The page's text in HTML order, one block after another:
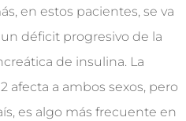
en estos pacientes, se va
déficit progresivo de la
de insulina. La
afecta a ambos sexos, pero
es algo más frecuente en